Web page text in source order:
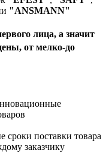
"ANSMANN"
лица, а значит
от мелко-до
поставки товара
заказчику